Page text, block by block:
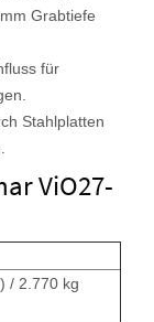
Grabtiefe
für
Stahlplatten
ViO27-
/ 2.770 kg